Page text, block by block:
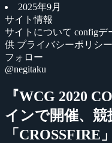
2025年9月
サイト情報
サイトについて configデ
供 プライバシーポリシー
フォロー
@negitaku
『WCG 2020
インで開催、
「CROSSFIRE